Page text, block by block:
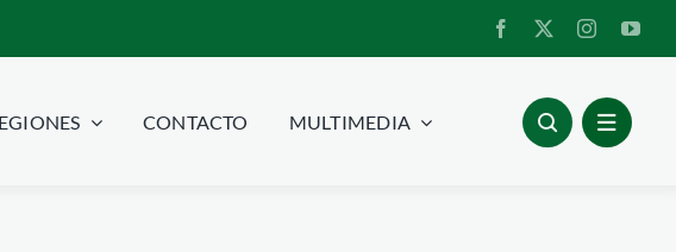
CONTACTO MULTIMEDIA